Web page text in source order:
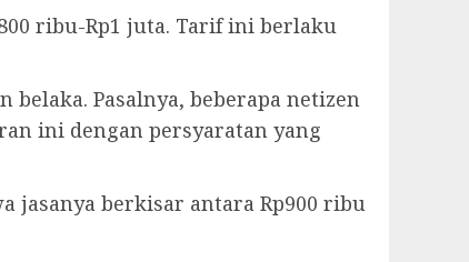
ribu-Rp1 juta. Tarif ini berlaku
Pasalnya, beberapa netizen
ini dengan persyaratan yang
jasanya berkisar antara Rp900 ribu